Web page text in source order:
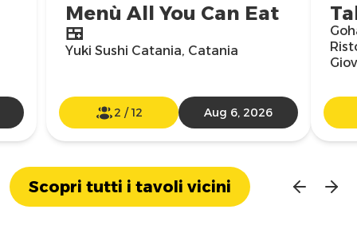
Menù All You Can Eat
🍱
Yuki Sushi Catania, Catania
2 /12 Aug 6, 2026
Scopri tutti i tavoli vicini